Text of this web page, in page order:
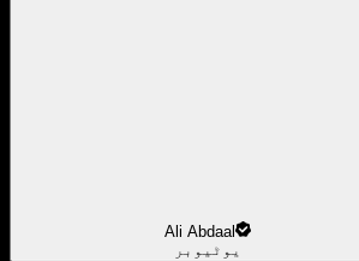
Ali Abdaal
یوٹیوبر